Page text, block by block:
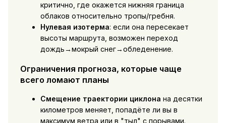
критично, где окажется нижняя граница
облаков относительно тропы/гребня.
Нулевая изотерма: если она пересекает
высоты маршрута, возможен переход
дождь→мокрый снег→обледенение.
Ограничения прогноза, которые чаще
всего ломают планы
Смещение траектории циклона на десятки
километров меняет, попадёте ли вы в
максимум ветра или в "тыл" с порывами.